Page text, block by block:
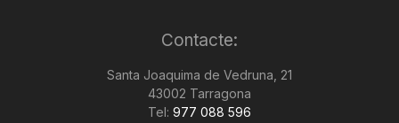
Contacte:
Santa Joaquima de Vedruna, 21
43002 Tarragona
Tel: 977 088 596